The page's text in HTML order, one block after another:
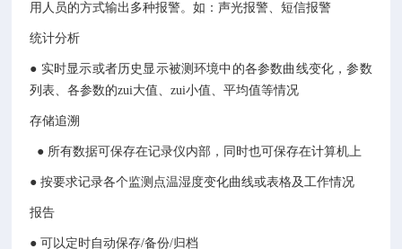
用人员的方式输出多种报警。如：声光报警、短信报警
统计分析
● 实时显示或者历史显示被测环境中的各参数曲线变化，参数
列表、各参数的zui大值、zui小值、平均值等情况
存储追溯
● 所有数据可保存在记录仪内部，同时也可保存在计算机上
● 按要求记录各个监测点温湿度变化曲线或表格及工作情况
报告
● 可以定时自动保存/备份/归档